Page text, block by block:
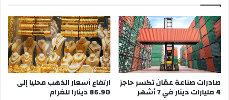
صادرات صناعة عمّان تكسر حاجز
4 مليارات دينار في 7 أشهر
ارتفاع أسعار الذهب محليا إلى
86.90 دينارا للغرام